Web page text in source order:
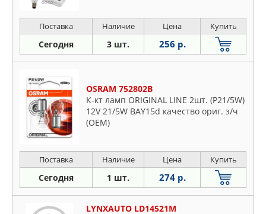
Поставка Наличие Цена Купить
Сегодня 3 шт. 256 р.
OSRAM 752802B
К-кт ламп ORIGINAL LINE 2шт. (P21/5W)
12V 21/5W BAY15d качество ориг. з/ч
(ОЕМ)
Поставка Наличие Цена Купить
Сегодня 1 шт. 274 р.
LYNXAUTO LD14521M